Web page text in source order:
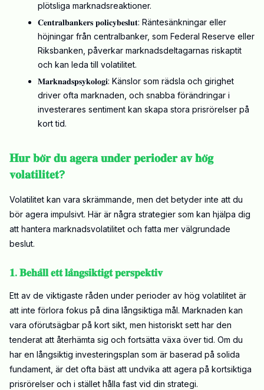
plötsliga marknadsreaktioner.
𝐂𝐞𝐧𝐭𝐫𝐚𝐥𝐛𝐚𝐧𝐤𝐞𝐫𝐬 𝐩𝐨𝐥𝐢𝐜𝐲𝐛𝐞𝐬𝐥𝐮𝐭: Räntesänkningar eller
höjningar från centralbanker, som Federal Reserve eller
Riksbanken, påverkar marknadsdeltagarnas riskaptit
och kan leda till volatilitet.
𝐌𝐚𝐫𝐤𝐧𝐚𝐝𝐬𝐩𝐬𝐲𝐤𝐨𝐥𝐨𝐠𝐢: Känslor som rädsla och girighet
driver ofta marknaden, och snabba förändringar i
investerares sentiment kan skapa stora prisrörelser på
kort tid.
𝐇𝐮𝐫 𝐛𝐨̈𝐫 𝐝𝐮 𝐚𝐠𝐞𝐫𝐚 𝐮𝐧𝐝𝐞𝐫 𝐩𝐞𝐫𝐢𝐨𝐝𝐞𝐫 𝐚𝐯 𝐡𝐨̈𝐠
𝐯𝐨𝐥𝐚𝐭𝐢𝐥𝐢𝐭𝐞𝐭?
Volatilitet kan vara skrämmande, men det betyder inte att du
bör agera impulsivt. Här är några strategier som kan hjälpa dig
att hantera marknadsvolatilitet och fatta mer välgrundade
beslut.
𝟏. 𝐁𝐞𝐡𝐚̊𝐥𝐥 𝐞𝐭𝐭 𝐥𝐚̊𝐧𝐠𝐬𝐢𝐤𝐭𝐢𝐠𝐭 𝐩𝐞𝐫𝐬𝐩𝐞𝐤𝐭𝐢𝐯
Ett av de viktigaste råden under perioder av hög volatilitet är
att inte förlora fokus på dina långsiktiga mål. Marknaden kan
vara oförutsägbar på kort sikt, men historiskt sett har den
tenderat att återhämta sig och fortsätta växa över tid. Om du
har en långsiktig investeringsplan som är baserad på solida
fundament, är det ofta bäst att undvika att agera på kortsiktiga
prisrörelser och i stället hålla fast vid din strategi.